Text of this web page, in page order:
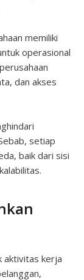
memiliki
operasional
dan akses
setiap
baik dari sisi
aktivitas kerja